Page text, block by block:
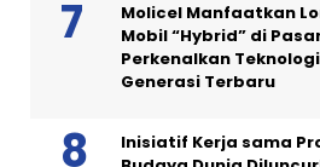
Molicel Manfaatkan
Mobil “Hybrid” di
Perkenalkan
Generasi Terbaru
Inisiatif Kerja sama